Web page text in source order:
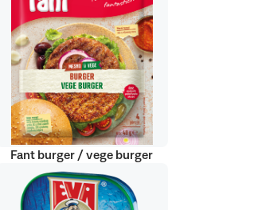
Fant burger / vege burger